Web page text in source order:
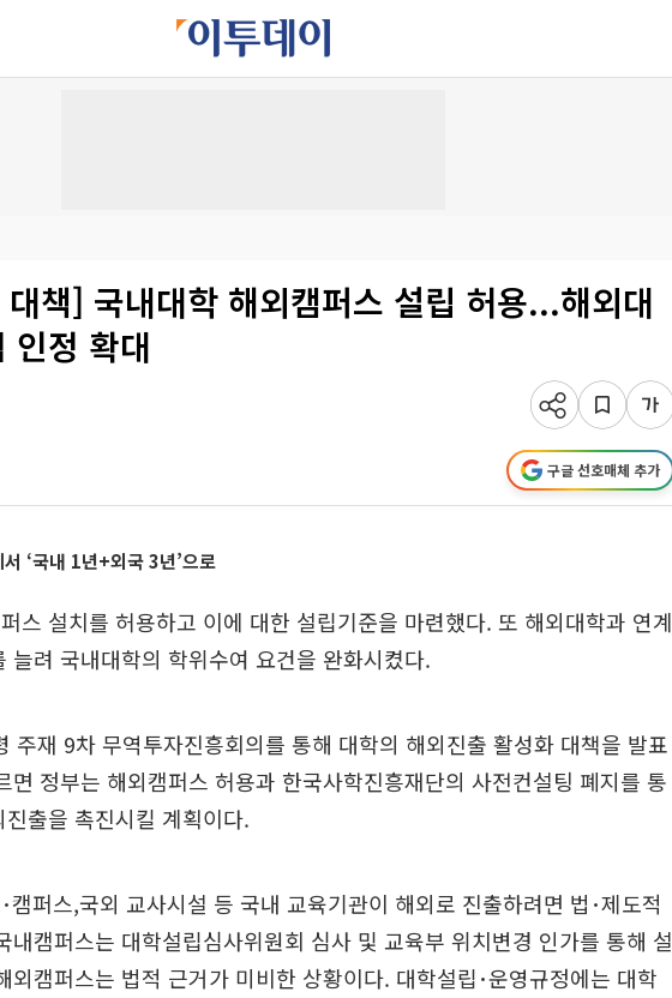
책] 국내대학 해외캠퍼스 설립 허용...해외대
인정 확대
구글 선호매체 추가
‘국내 1년+외국 3년’으로
스 설치를 허용하고 이에 대한 설립기준을 마련했다. 또 해외대학과 연계
늘려 국내대학의 학위수여 요건을 완화시켰다.
주재 9차 무역투자진흥회의를 통해 대학의 해외진출 활성화 대책을 발표
면 정부는 해외캠퍼스 허용과 한국사학진흥재단의 사전컨설팅 폐지를 통
출을 촉진시킬 계획이다.
캠퍼스,국외 교사시설 등 국내 교육기관이 해외로 진출하려면 법･제도적
내캠퍼스는 대학설립심사위원회 심사 및 교육부 위치변경 인가를 통해 설
외캠퍼스는 법적 근거가 미비한 상황이다. 대학설립･운영규정에는 대학